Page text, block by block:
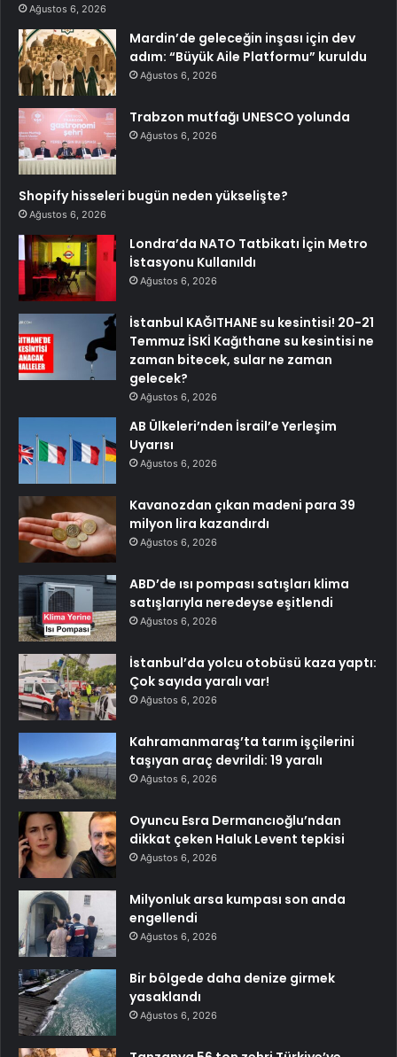
Ağustos 6, 2026
Mardin’de geleceğin inşası için dev
adım: “Büyük Aile Platformu” kuruldu
Ağustos 6, 2026
Trabzon mutfağı UNESCO yolunda
Ağustos 6, 2026
Shopify hisseleri bugün neden yükselişte?
Ağustos 6, 2026
Londra’da NATO Tatbikatı İçin Metro
İstasyonu Kullanıldı
Ağustos 6, 2026
İstanbul KAĞITHANE su kesintisi! 20-21
Temmuz İSKİ Kağıthane su kesintisi ne
zaman bitecek, sular ne zaman
gelecek?
Ağustos 6, 2026
AB Ülkeleri’nden İsrail’e Yerleşim
Uyarısı
Ağustos 6, 2026
Kavanozdan çıkan madeni para 39
milyon lira kazandırdı
Ağustos 6, 2026
ABD’de ısı pompası satışları klima
satışlarıyla neredeyse eşitlendi
Ağustos 6, 2026
İstanbul’da yolcu otobüsü kaza yaptı:
Çok sayıda yaralı var!
Ağustos 6, 2026
Kahramanmaraş’ta tarım işçilerini
taşıyan araç devrildi: 19 yaralı
Ağustos 6, 2026
Oyuncu Esra Dermancıoğlu’ndan
dikkat çeken Haluk Levent tepkisi
Ağustos 6, 2026
Milyonluk arsa kumpası son anda
engellendi
Ağustos 6, 2026
Bir bölgede daha denize girmek
yasaklandı
Ağustos 6, 2026